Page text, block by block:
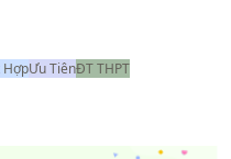
HợpƯu TiênĐT THPT